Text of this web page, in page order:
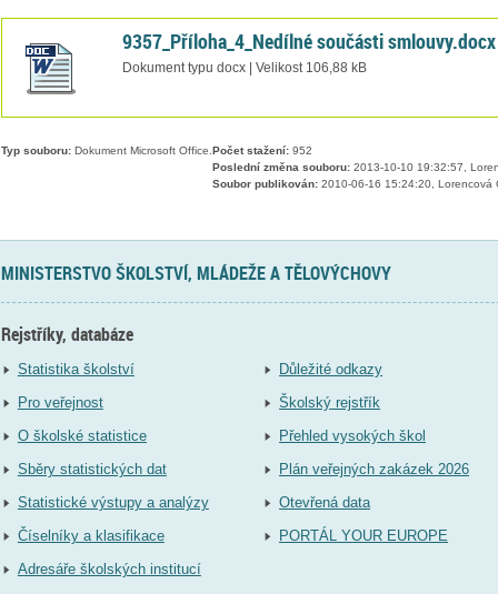
9357_Příloha_4_Nedílné součásti smlouvy.docx
Dokument typu docx | Velikost 106,88 kB
Typ souboru:Dokument Microsoft Office. Počet stažení:952
Poslední změna souboru:2013-10-10 19:32:57,
Soubor publikován:2010-06-16 15:24:20, Lorencová
MINISTERSTVO ŠKOLSTVÍ, MLÁDEŽE A TĚLOVÝCHOVY
Rejstříky, databáze
Statistika školství
Pro veřejnost
O školské statistice
Sběry statistických dat
Statistické výstupy a analýzy
Číselníky a klasifikace
Adresáře školských institucí
Důležité odkazy
Školský rejstřík
Přehled vysokých škol
Plán veřejných zakázek 2026
Otevřená data
PORTÁL YOUR EUROPE